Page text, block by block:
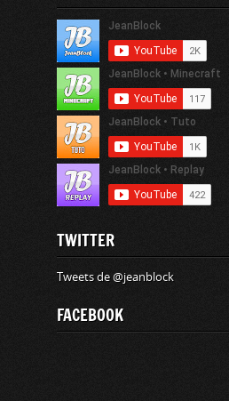
TWITTER
Tweets de @jeanblock
FACEBOOK